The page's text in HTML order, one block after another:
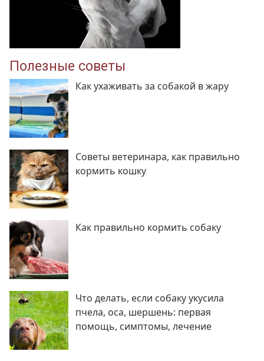
Полезные советы
Как ухаживать за собакой в жару
Советы ветеринара, как правильно
кормить кошку
Как правильно кормить собаку
Что делать, если собаку укусила
пчела, оса, шершень: первая
помощь, симптомы, лечение